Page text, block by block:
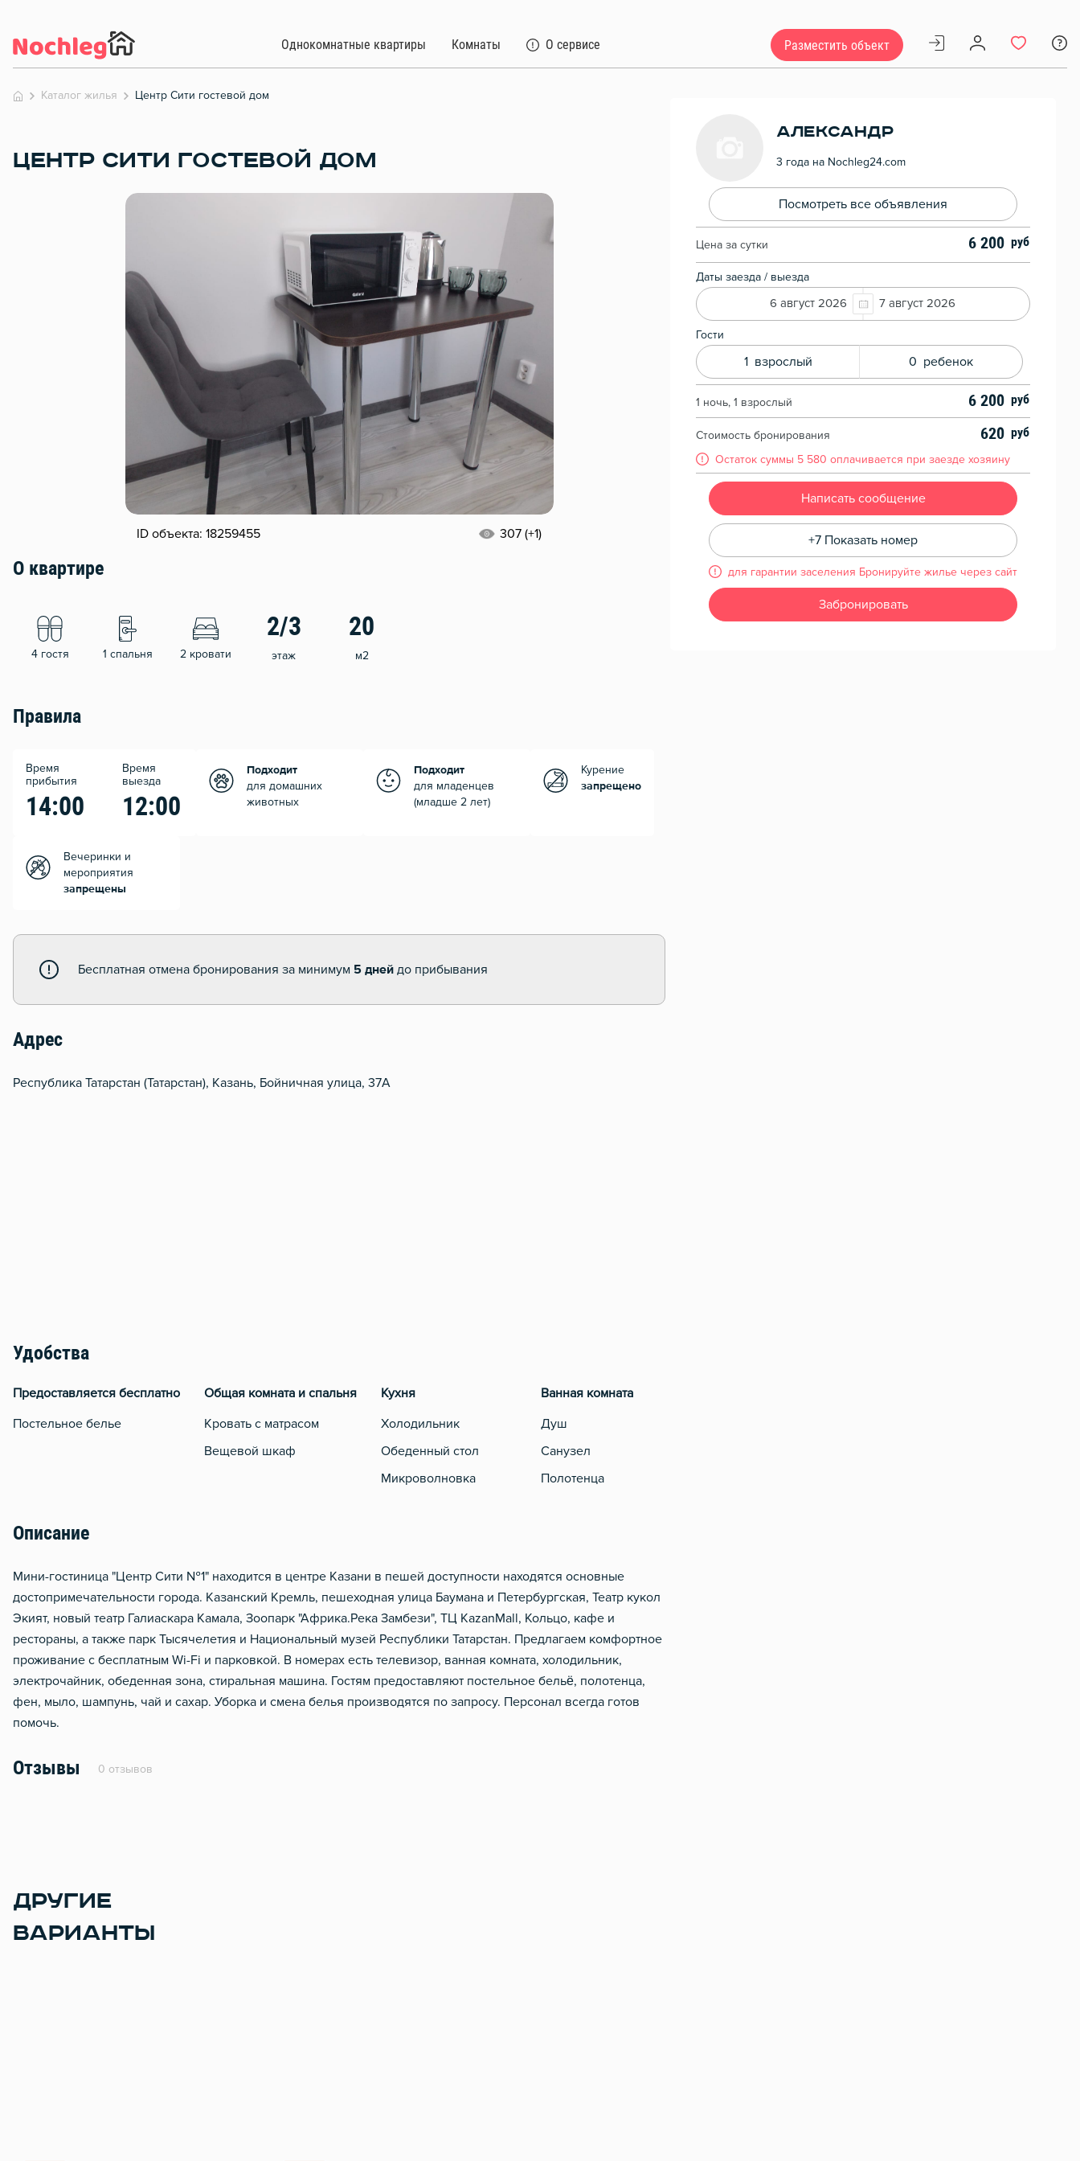
Однокомнатные квартиры Комнаты О сервисе Разместить объект
Каталог жилья Центр Сити гостевой дом
ЦЕНТР СИТИ ГОСТЕВОЙ ДОМ
ID объекта: 18259455 307 (+1)
О квартире
4 гостя 1 спальня 2 кровати
2/3
этаж
20
м2
Правила
Время
прибытия
14:00
Время
выезда
12:00
Подходит
для домашних
животных
Подходит
для младенцев
(младше 2 лет)
Курение
запрещено
Вечеринки и
мероприятия
запрещены
Бесплатная отмена бронирования за минимум 5 дней до прибывания
Адрес
Республика Татарстан (Татарстан), Казань, Бойничная улица, 37А
Удобства
Предоставляется бесплатно
Постельное белье
Общая комната и спальня
Кровать с матрасом
Вещевой шкаф
Кухня
Холодильник
Обеденный стол
Микроволновка
Ванная комната
Душ
Санузел
Полотенца
Описание
Мини-гостиница "Центр Сити №1" находится в центре Казани в пешей доступности находятся основные
достопримечательности города. Казанский Кремль, пешеходная улица Баумана и Петербургская, Театр кукол
Экият, новый театр Галиаскара Камала, Зоопарк "Африка.Река Замбези", ТЦ KazanMall, Кольцо, кафе и
рестораны, а также парк Тысячелетия и Национальный музей Республики Татарстан. Предлагаем комфортное
проживание с бесплатным Wi-Fi и парковкой. В номерах есть телевизор, ванная комната, холодильник,
электрочайник, обеденная зона, стиральная машина. Гостям предоставляют постельное бельё, полотенца,
фен, мыло, шампунь, чай и сахар. Уборка и смена белья производятся по запросу. Персонал всегда готов
помочь.
Отзывы 0 отзывов
александр
3 года на Nochleg24.com
Посмотреть все объявления
Цена за сутки 6 200
Даты заезда / выезда
6 август 2026 7 август 2026
Гости
1 взрослый 0 ребенок
1 ночь, 1 взрослый 6 200
Стоимость бронирования 620
Остаток суммы 5 580 оплачивается при заезде хозяину
Написать сообщение
+7 Показать номер
для гарантии заселения Бронируйте жилье через сайт
Забронировать
ДРУГИЕ
ВАРИАНТЫ